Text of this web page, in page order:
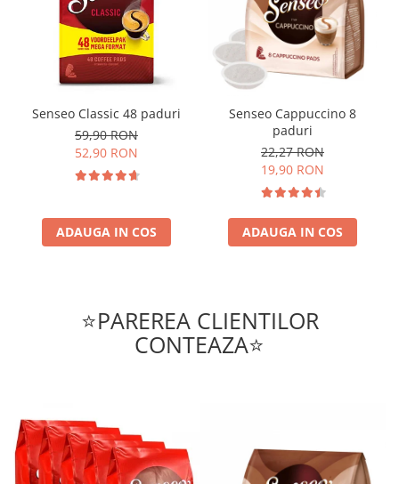
Senseo Classic 48 paduri
59,90 RON
52,90 RON
ADAUGA IN COS
Senseo Cappuccino 8
paduri
22,27 RON
19,90 RON
ADAUGA IN COS
⭐PAREREA CLIENTILOR
CONTEAZA⭐